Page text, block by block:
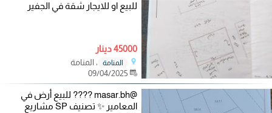
للبيع او للايجار شقة في الجفير
45000 دينار
المنامة
، المنامة
@masar.bh ???? للبيع أرض في
المعامير ✨ تصنيف SP مشاريع